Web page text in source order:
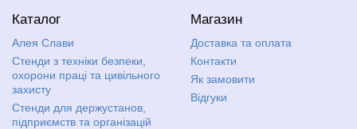
Каталог
Алея Слави
Стенди з техніки безпеки,
охорони праці та цивільного
захисту
Стенди для держустанов,
підприємств та організацій
Магазин
Доставка та оплата
Контакти
Як замовити
Відгуки